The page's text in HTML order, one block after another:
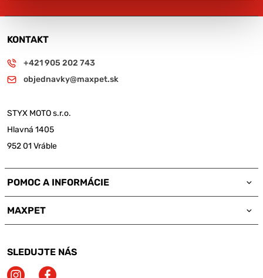
KONTAKT
+421 905 202 743
objednavky@maxpet.sk
STYX MOTO s.r.o.
Hlavná 1405
952 01 Vráble
POMOC A INFORMÁCIE
MAXPET
SLEDUJTE NÁS